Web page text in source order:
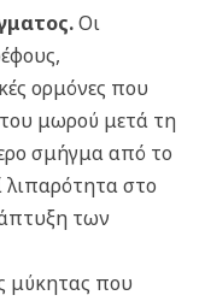
Οι
ορμόνες που
μωρού μετά τη
σμήγμα από το
λιπαρότητα στο
των
μύκητας που